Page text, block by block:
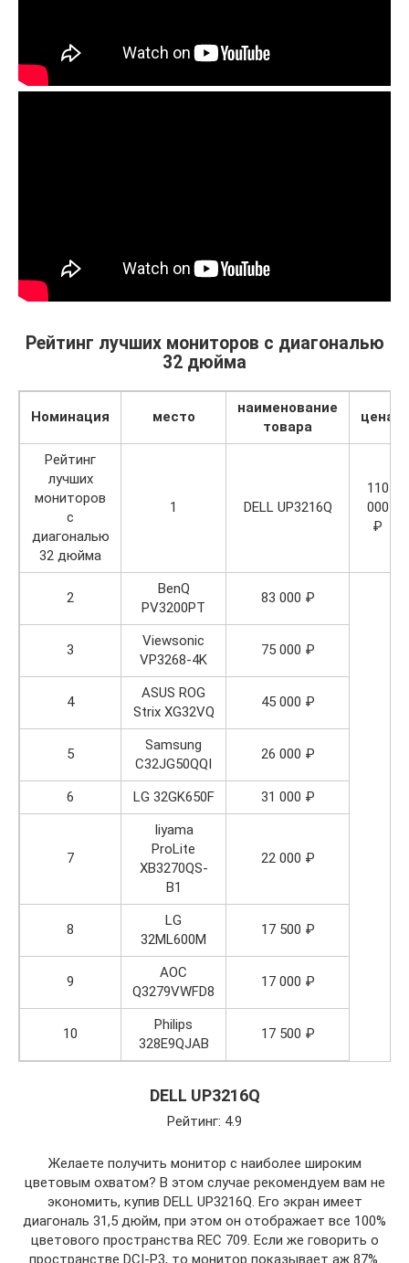
Рейтинг лучших мониторов с диагональю
32 дюйма
Номинация место
наименование
товара
цена
Рейтинг
лучших
мониторов
с
диагональю
32 дюйма
1 DELL UP3216Q
110
000
₽
2
BenQ
PV3200PT
83 000 ₽
3
Viewsonic
VP3268-4K
75 000 ₽
4
ASUS ROG
Strix XG32VQ
45 000 ₽
5
Samsung
C32JG50QQI
26 000 ₽
6 LG 32GK650F 31 000 ₽
7
Iiyama
ProLite
XB3270QS-
B1
22 000 ₽
8
LG
32ML600M
17 500 ₽
9
AOC
Q3279VWFD8
17 000 ₽
10
Philips
328E9QJAB
17 500 ₽
DELL UP3216Q
Рейтинг: 4.9
Желаете получить монитор с наиболее широким
цветовым охватом? В этом случае рекомендуем вам не
экономить, купив DELL UP3216Q. Его экран имеет
диагональ 31,5 дюйм, при этом он отображает все 100%
цветового пространства REC 709. Если же говорить о
пространстве DCI-P3, то монитор показывает аж 87%.